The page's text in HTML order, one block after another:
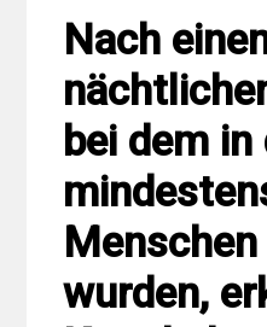
Nach
bei dem
wurden,